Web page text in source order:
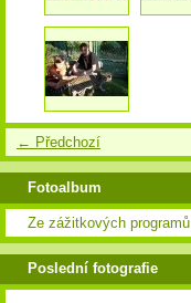
← Předchozí
Fotoalbum
Ze zážitkových programů
Poslední fotografie